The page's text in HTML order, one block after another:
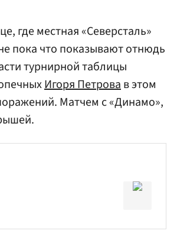
где местная «Северсталь»
пока что показывают отнюдь
турнирной таблицы
Игоря Петровав этом
Матчем с «Динамо»,